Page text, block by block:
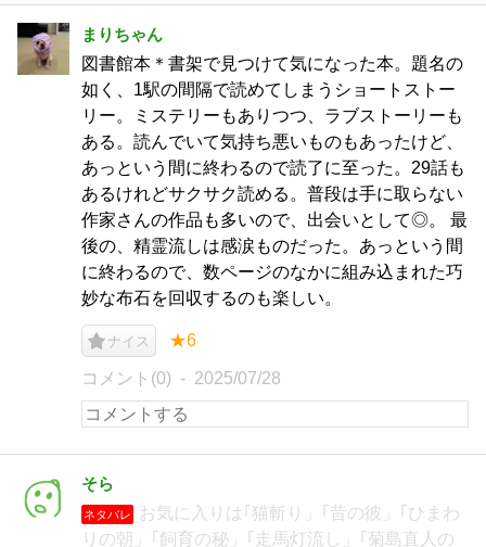
まりちゃん
図書館本＊書架で見つけて気になった本。題名の
如く、1駅の間隔で読めてしまうショートストー
リー。ミステリーもありつつ、ラブストーリーも
ある。読んでいて気持ち悪いものもあったけど、
あっという間に終わるので読了に至った。29話も
あるけれどサクサク読める。普段は手に取らない
作家さんの作品も多いので、出会いとして◎。 最
後の、精霊流しは感涙ものだった。あっという間
に終わるので、数ページのなかに組み込まれた巧
妙な布石を回収するのも楽しい。
ナイス ★6
コメント(0) 2025/07/28
そら
ネタバレ
お気に入りは｢猫斬り」｢昔の彼」｢ひまわ
りの朝」｢飼育の秘」｢走馬灯流し」｢菊島直人の